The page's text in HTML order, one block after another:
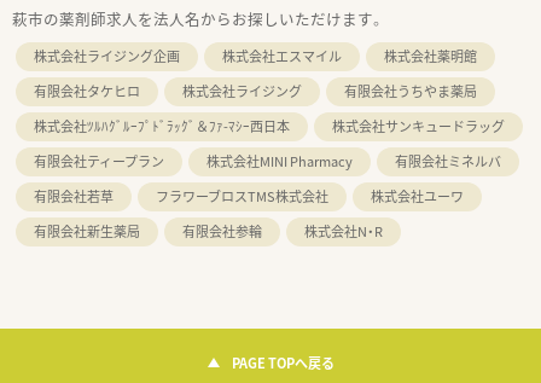
萩市の薬剤師求人を法人名からお探しいただけます。
株式会社ライジング企画 株式会社エスマイル
株式会社薬明館
有限会社タケヒロ
株式会社ライジング
有限会社うちやま薬局
株式会社ﾂﾙﾊｸﾞﾙｰﾌﾟﾄﾞﾗｯｸﾞ＆ﾌｧ-ﾏｼｰ西日本
株式会社サンキュードラッグ
有限会社ティープラン
株式会社MINI Pharmacy
有限会社ミネルバ
有限会社若草
フラワーブロスTMS株式会社
株式会社ユーワ
有限会社新生薬局
有限会社参輪 株式会社N・R
PAGE TOPへ戻る